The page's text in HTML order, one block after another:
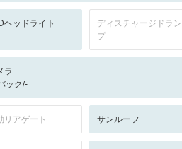
ヘッドライト
ディスチャージドラン
プ
ラ
ック/-
リアゲート サンルーフ